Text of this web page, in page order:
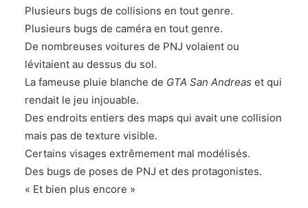
Plusieurs bugs de collisions en tout genre.
Plusieurs bugs de caméra en tout genre.
De nombreuses voitures de PNJ volaient ou
lévitaient au dessus du sol.
La fameuse pluie blanche de GTA San Andreas et qui
rendait le jeu injouable.
Des endroits entiers des maps qui avait une collision
mais pas de texture visible.
Certains visages extrêmement mal modélisés.
Des bugs de poses de PNJ et des protagonistes.
« Et bien plus encore »